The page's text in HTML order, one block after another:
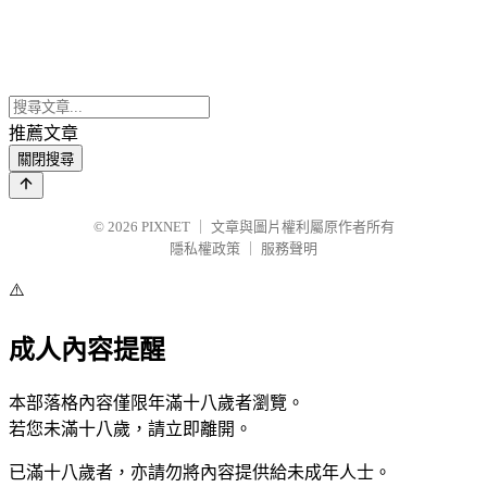
推薦文章
關閉搜尋
© 2026 PIXNET
文章與圖片權利屬原作者所有
隱私權政策
服務聲明
⚠️
成人內容提醒
本部落格內容僅限年滿十八歲者瀏覽。
若您未滿十八歲，請立即離開。
已滿十八歲者，亦請勿將內容提供給未成年人士。